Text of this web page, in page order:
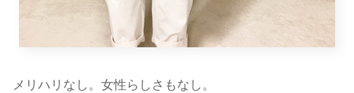
メリハリなし。女性らしさもなし。